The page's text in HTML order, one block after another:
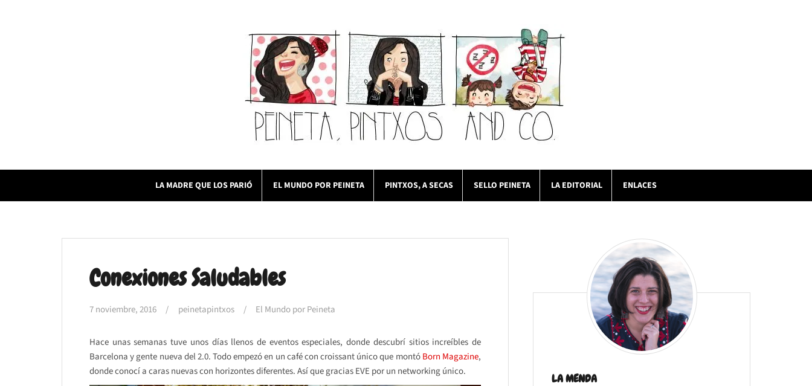
LA MADRE QUE LOS PARIÓ EL MUNDO POR PEINETA PINTXOS, A SECAS SELLO PEINETA LA EDITORIAL ENLACES
Conexiones Saludables
7 noviembre, 2016 peinetapintxos El Mundo por Peineta
Hace unas semanas tuve unos días llenos de eventos especiales, donde descubrí sitios increíbles de
Barcelona y gente nueva del 2.0. Todo empezó en un café con croissant único que montóBorn Magazine,
donde conocí a caras nuevas con horizontes diferentes. Así que gracias EVE por un networking único.
LA MENDA